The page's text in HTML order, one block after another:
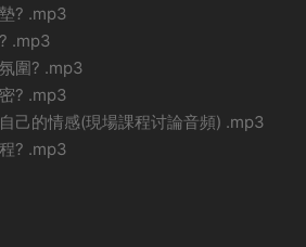
? .mp3
.mp3
圍? .mp3
? .mp3
己的情感(現場課程讨論音頻) .mp3
? .mp3